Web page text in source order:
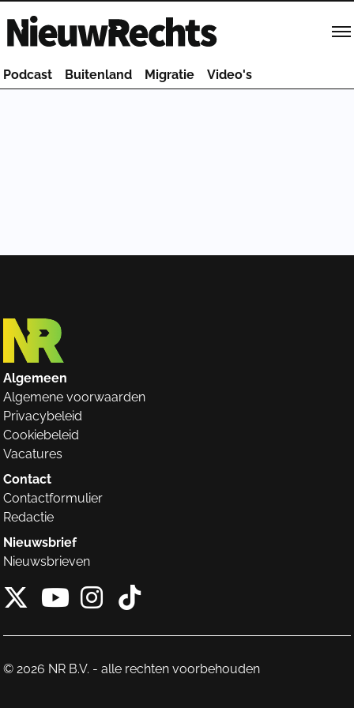
Homepage van NieuwRechts
Podcast Buitenland Migratie Video's
Algemeen
Algemene voorwaarden
Privacybeleid
Cookiebeleid
Vacatures
Contact
Contactformulier
Redactie
Nieuwsbrief
Nieuwsbrieven
X van NieuwRechts
Instagram van
Tiktok van
© 2026 NR B.V. - alle rechten voorbehouden